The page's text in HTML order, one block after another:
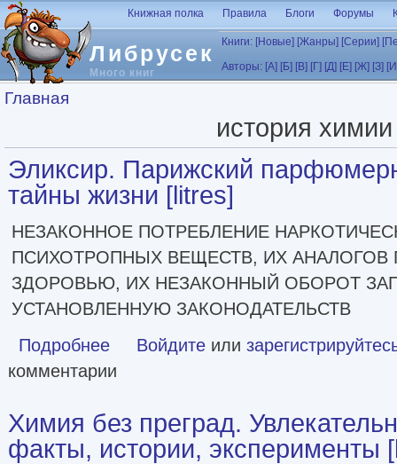
Перейти к основному содержанию
Либрусек
Много книг
Книжная полка Правила Блоги Форумы
Книги: [Новые] [Жанры] [Серии]
Авторы: [А] [Б] [В] [Г] [Д] [Е] [Ж] [З]
Вы здесь
Главная
история химии
Эликсир. Парижский
тайны жизни [litres]
НЕЗАКОННОЕ ПОТРЕБЛЕНИЕ
ПСИХОТРОПНЫХ ВЕЩЕСТВ, ИХ АНАЛОГОВ
ЗДОРОВЬЮ, ИХ НЕЗАКОННЫЙ ОБОРОТ
УСТАНОВЛЕННУЮ ЗАКОНОДАТЕЛЬСТВ
Подробнее о Эликсир. Парижский парфюмерный дом и поиск
Войдите или
комментарии
Химия без преград.
факты, истории, эксперименты